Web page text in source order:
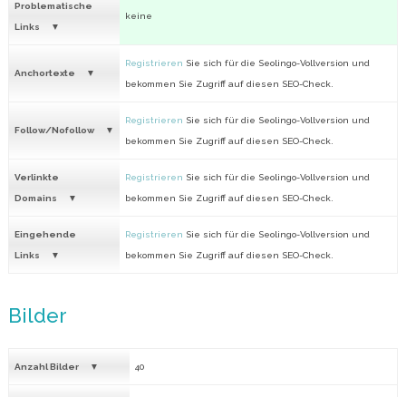
Problematische
Links
keine
Anchortexte
Registrieren Sie sich für die Seolingo-Vollversion und
bekommen Sie Zugriff auf diesen SEO-Check.
Follow/Nofollow
Registrieren Sie sich für die Seolingo-Vollversion und
bekommen Sie Zugriff auf diesen SEO-Check.
Verlinkte
Domains
Registrieren Sie sich für die Seolingo-Vollversion und
bekommen Sie Zugriff auf diesen SEO-Check.
Eingehende
Links
Registrieren Sie sich für die Seolingo-Vollversion und
bekommen Sie Zugriff auf diesen SEO-Check.
Bilder
Anzahl Bilder 40